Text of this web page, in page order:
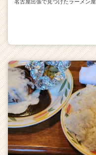
名古屋出張で見つけたラーメン屋